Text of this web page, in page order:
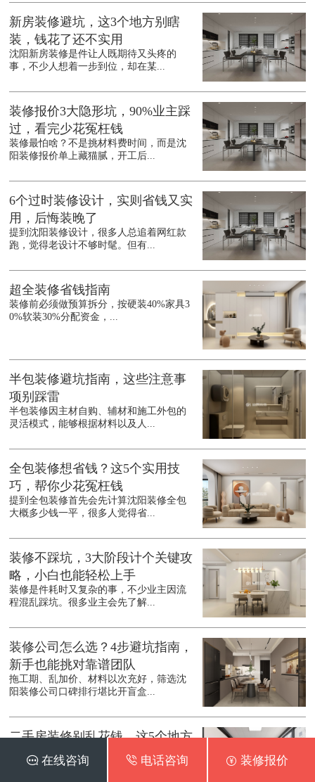
新房装修避坑，这3个地方别瞎
装，钱花了还不实用
沈阳新房装修是件让人既期待又头疼的
事，不少人想着一步到位，却在某...
装修报价3大隐形坑，90%业主踩
过，看完少花冤枉钱
装修最怕啥？不是挑材料费时间，而是沈
阳装修报价单上藏猫腻，开工后...
6个过时装修设计，实则省钱又实
用，后悔装晚了
提到沈阳装修设计，很多人总追着网红款
跑，觉得老设计不够时髦。但有...
超全装修省钱指南
装修前必须做预算拆分，按硬装40%家具3
0%软装30%分配资金，...
半包装修避坑指南，这些注意事
项别踩雷
半包装修因主材自购、辅材和施工外包的
灵活模式，能够根据材料以及人...
全包装修想省钱？这5个实用技
巧，帮你少花冤枉钱
提到全包装修首先会先计算沈阳装修全包
大概多少钱一平，很多人觉得省...
装修不踩坑，3大阶段计个关键攻
略，小白也能轻松上手
装修是件耗时又复杂的事，不少业主因流
程混乱踩坑。很多业主会先了解...
装修公司怎么选？4步避坑指南，
新手也能挑对靠谱团队
拖工期、乱加价、材料以次充好，筛选沈
阳装修公司口碑排行堪比开盲盒...
二手房装修别乱花钱，这5个地方
能省则省，实用又靠谱
不少人入手二手房后，总想着彻底翻新，
 在线咨询  电话咨询  装修报价